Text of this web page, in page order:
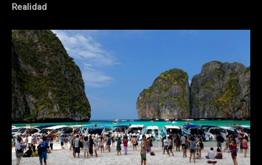
Realidad